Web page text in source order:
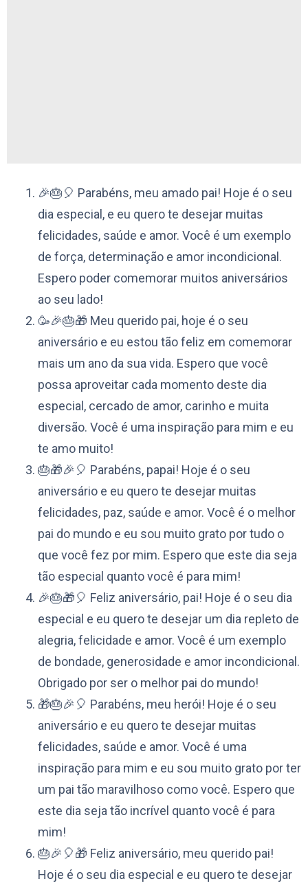
🎉🎂🎈 Parabéns, meu amado pai! Hoje é o seu
dia especial, e eu quero te desejar muitas
felicidades, saúde e amor. Você é um exemplo
de força, determinação e amor incondicional.
Espero poder comemorar muitos aniversários
ao seu lado!
🥳🎉🎂🎁 Meu querido pai, hoje é o seu
aniversário e eu estou tão feliz em comemorar
mais um ano da sua vida. Espero que você
possa aproveitar cada momento deste dia
especial, cercado de amor, carinho e muita
diversão. Você é uma inspiração para mim e eu
te amo muito!
🎂🎁🎉🎈 Parabéns, papai! Hoje é o seu
aniversário e eu quero te desejar muitas
felicidades, paz, saúde e amor. Você é o melhor
pai do mundo e eu sou muito grato por tudo o
que você fez por mim. Espero que este dia seja
tão especial quanto você é para mim!
🎉🎂🎁🎈 Feliz aniversário, pai! Hoje é o seu dia
especial e eu quero te desejar um dia repleto de
alegria, felicidade e amor. Você é um exemplo
de bondade, generosidade e amor incondicional.
Obrigado por ser o melhor pai do mundo!
🎁🎂🎉🎈 Parabéns, meu herói! Hoje é o seu
aniversário e eu quero te desejar muitas
felicidades, saúde e amor. Você é uma
inspiração para mim e eu sou muito grato por ter
um pai tão maravilhoso como você. Espero que
este dia seja tão incrível quanto você é para
mim!
🎂🎉🎈🎁 Feliz aniversário, meu querido pai!
Hoje é o seu dia especial e eu quero te desejar